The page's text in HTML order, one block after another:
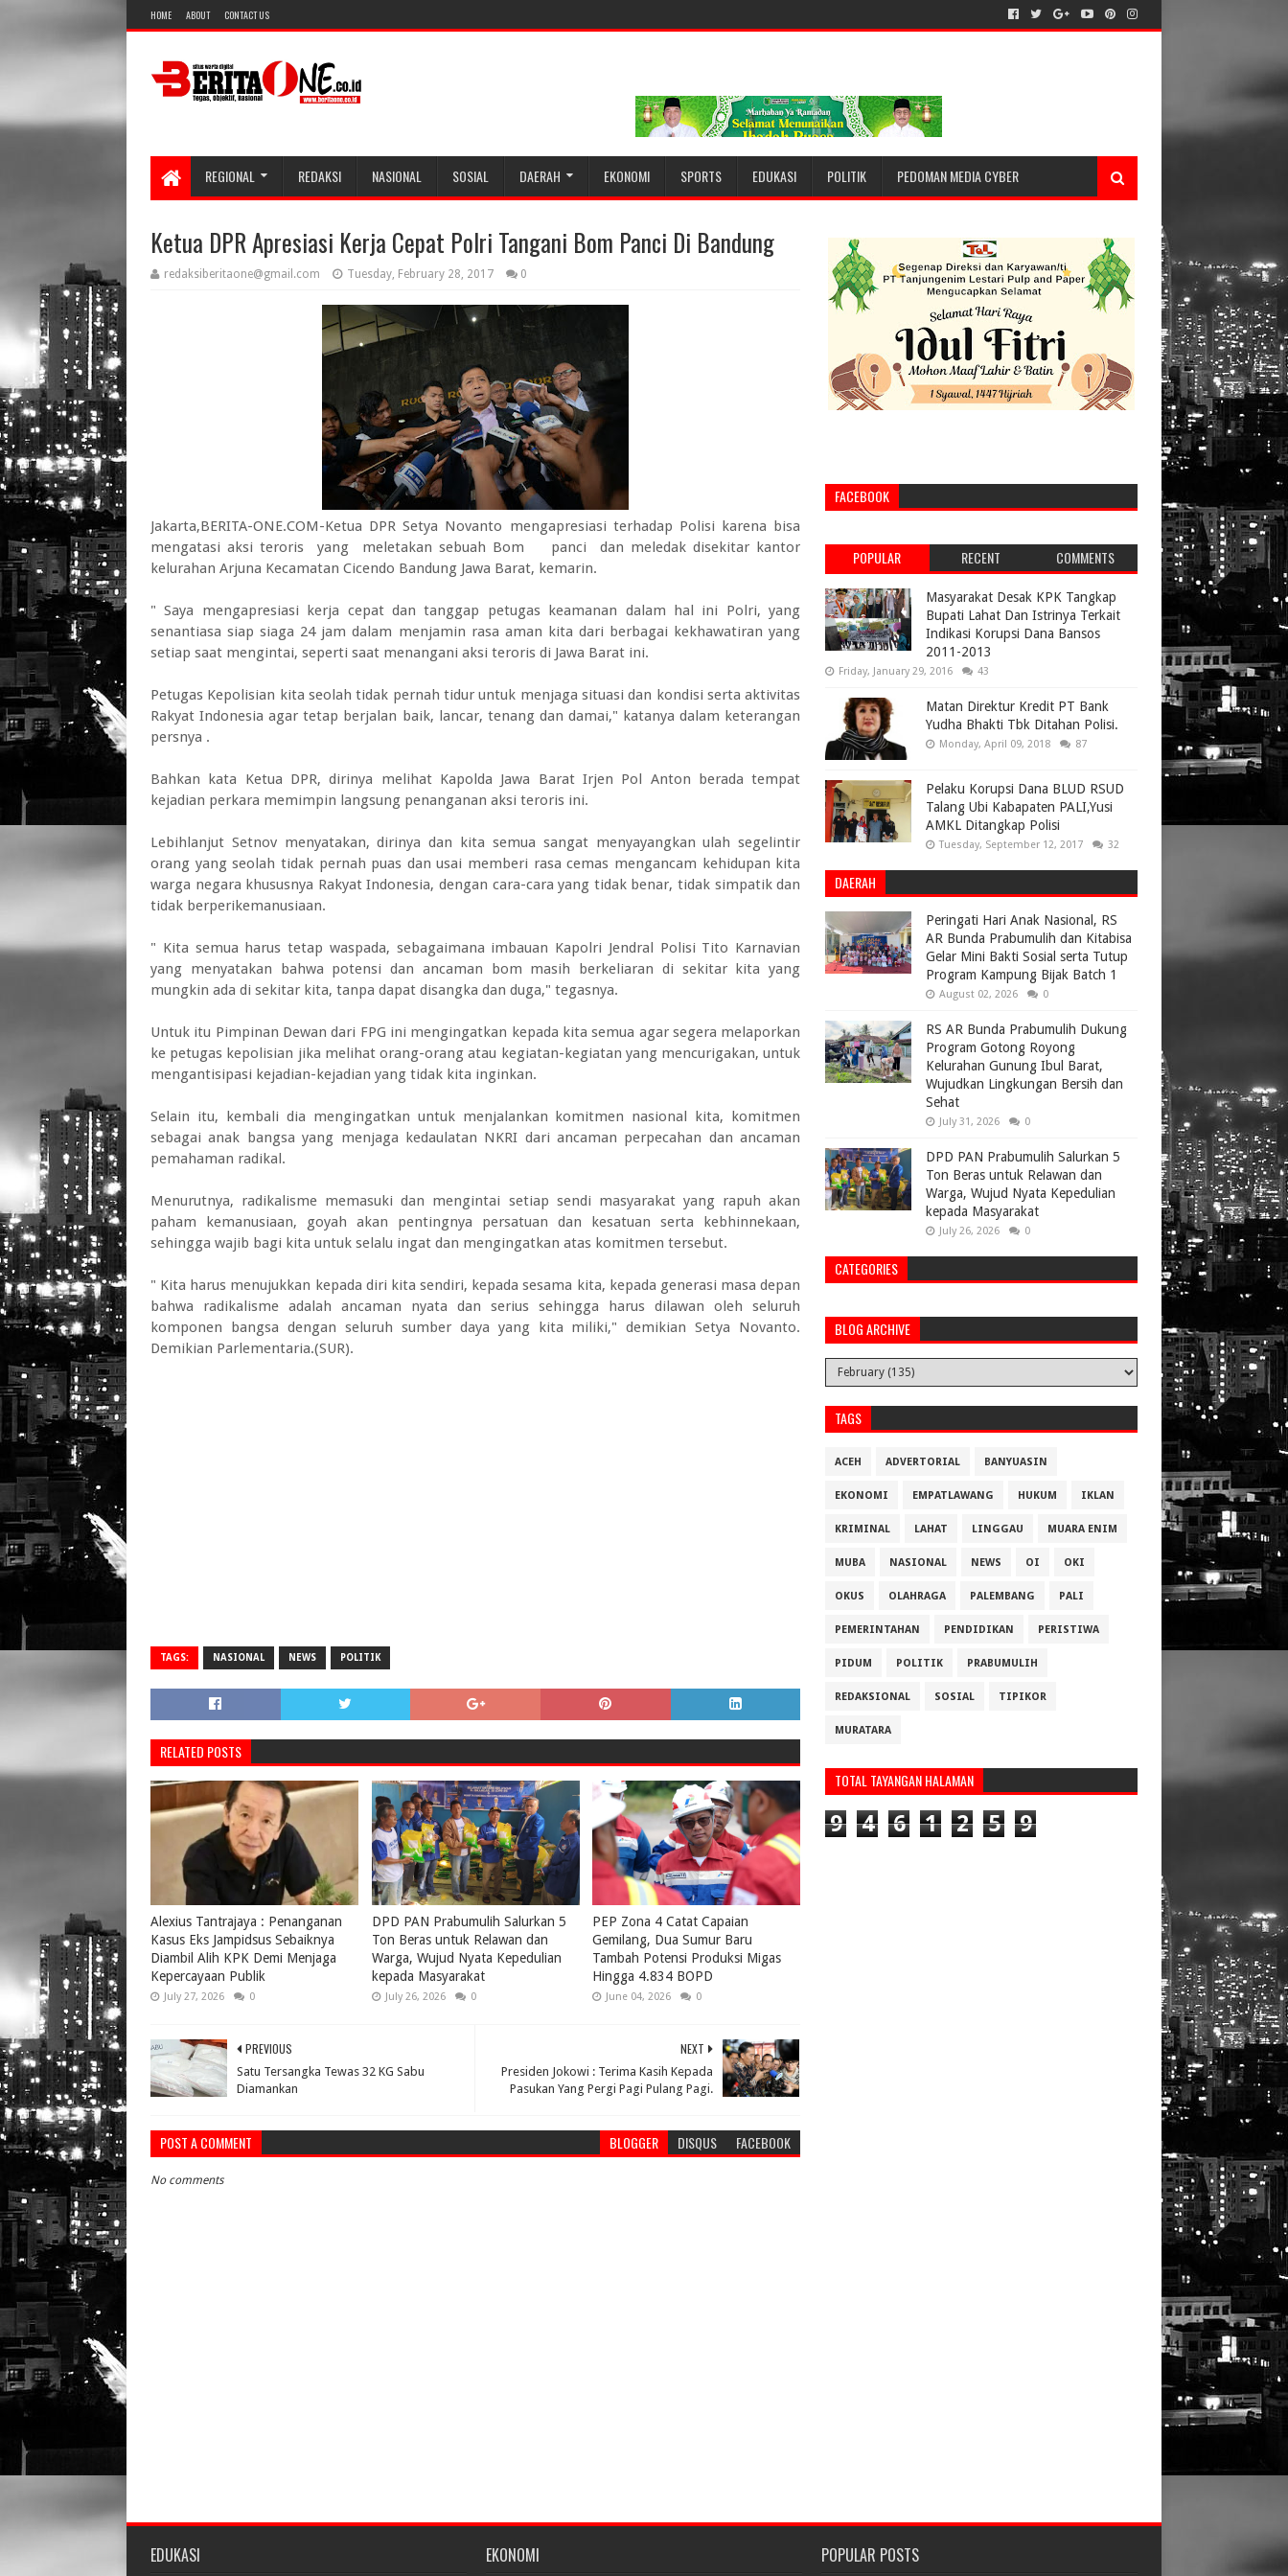
HOME ABOUT CONTACT US
REGIONAL REDAKSI NASIONAL SOSIAL DAERAH EKONOMI SPORTS EDUKASI POLITIK PEDOMAN MEDIA CYBER
Ketua DPR Apresiasi Kerja Cepat Polri Tangani Bom Panci Di Bandung
redaksiberitaone@gmail.com Tuesday, February 28, 2017 0
Jakarta,BERITA-ONE.COM-Ketua DPR Setya Novanto mengapresiasi terhadap Polisi karena bisa
mengatasi aksi teroris yang meletakan sebuah Bom panci dan meledak disekitar kantor
kelurahan Arjuna Kecamatan Cicendo Bandung Jawa Barat, kemarin.
" Saya mengapresiasi kerja cepat dan tanggap petugas keamanan dalam hal ini Polri, yang
senantiasa siap siaga 24 jam dalam menjamin rasa aman kita dari berbagai kekhawatiran yang
setiap saat mengintai, seperti saat menangani aksi teroris di Jawa Barat ini.
Petugas Kepolisian kita seolah tidak pernah tidur untuk menjaga situasi dan kondisi serta aktivitas
Rakyat Indonesia agar tetap berjalan baik, lancar, tenang dan damai," katanya dalam keterangan
persnya .
Bahkan kata Ketua DPR, dirinya melihat Kapolda Jawa Barat Irjen Pol Anton berada tempat
kejadian perkara memimpin langsung penanganan aksi teroris ini.
Lebihlanjut Setnov menyatakan, dirinya dan kita semua sangat menyayangkan ulah segelintir
orang yang seolah tidak pernah puas dan usai memberi rasa cemas mengancam kehidupan kita
warga negara khususnya Rakyat Indonesia, dengan cara-cara yang tidak benar, tidak simpatik dan
tidak berperikemanusiaan.
" Kita semua harus tetap waspada, sebagaimana imbauan Kapolri Jendral Polisi Tito Karnavian
yang menyatakan bahwa potensi dan ancaman bom masih berkeliaran di sekitar kita yang
mungkin ada di sekitar kita, tanpa dapat disangka dan duga," tegasnya.
Untuk itu Pimpinan Dewan dari FPG ini mengingatkan kepada kita semua agar segera melaporkan
ke petugas kepolisian jika melihat orang-orang atau kegiatan-kegiatan yang mencurigakan, untuk
mengantisipasi kejadian-kejadian yang tidak kita inginkan.
Selain itu, kembali dia mengingatkan untuk menjalankan komitmen nasional kita, komitmen
sebagai anak bangsa yang menjaga kedaulatan NKRI dari ancaman perpecahan dan ancaman
pemahaman radikal.
Menurutnya, radikalisme memasuki dan mengintai setiap sendi masyarakat yang rapuh akan
paham kemanusiaan, goyah akan pentingnya persatuan dan kesatuan serta kebhinnekaan,
sehingga wajib bagi kita untuk selalu ingat dan mengingatkan atas komitmen tersebut.
" Kita harus menujukkan kepada diri kita sendiri, kepada sesama kita, kepada generasi masa depan
bahwa radikalisme adalah ancaman nyata dan serius sehingga harus dilawan oleh seluruh
komponen bangsa dengan seluruh sumber daya yang kita miliki," demikian Setya Novanto.
Demikian Parlementaria.(SUR).
TAGS: NASIONAL NEWS POLITIK
RELATED POSTS
Alexius Tantrajaya : Penanganan
Kasus Eks Jampidsus Sebaiknya
Diambil Alih KPK Demi Menjaga
Kepercayaan Publik
July 27, 2026 0
DPD PAN Prabumulih Salurkan 5
Ton Beras untuk Relawan dan
Warga, Wujud Nyata Kepedulian
kepada Masyarakat
July 26, 2026 0
PEP Zona 4 Catat Capaian
Gemilang, Dua Sumur Baru
Tambah Potensi Produksi Migas
Hingga 4.834 BOPD
June 04, 2026 0
NEXT
Presiden Jokowi : Terima Kasih Kepada
Pasukan Yang Pergi Pagi Pulang Pagi.
PREVIOUS
Satu Tersangka Tewas 32 KG Sabu
Diamankan
POST A COMMENT BLOGGER DISQUS FACEBOOK
No comments
FACEBOOK
POPULAR RECENT COMMENTS
Masyarakat Desak KPK Tangkap
Bupati Lahat Dan Istrinya Terkait
Indikasi Korupsi Dana Bansos
2011-2013
Friday, January 29, 2016 43
Matan Direktur Kredit PT Bank
Yudha Bhakti Tbk Ditahan Polisi.
Monday, April 09, 2018 87
Pelaku Korupsi Dana BLUD RSUD
Talang Ubi Kabapaten PALI,Yusi
AMKL Ditangkap Polisi
Tuesday, September 12, 2017 32
DAERAH
Peringati Hari Anak Nasional, RS
AR Bunda Prabumulih dan Kitabisa
Gelar Mini Bakti Sosial serta Tutup
Program Kampung Bijak Batch 1
August 02, 2026 0
RS AR Bunda Prabumulih Dukung
Program Gotong Royong
Kelurahan Gunung Ibul Barat,
Wujudkan Lingkungan Bersih dan
Sehat
July 31, 2026 0
DPD PAN Prabumulih Salurkan 5
Ton Beras untuk Relawan dan
Warga, Wujud Nyata Kepedulian
kepada Masyarakat
July 26, 2026 0
CATEGORIES
BLOG ARCHIVE
TAGS
ACEH ADVERTORIAL BANYUASIN
EKONOMI EMPATLAWANG HUKUM IKLAN
KRIMINAL LAHAT LINGGAU MUARA ENIM
MUBA NASIONAL NEWS OI OKI
OKUS OLAHRAGA PALEMBANG PALI
PEMERINTAHAN PENDIDIKAN PERISTIWA
PIDUM POLITIK PRABUMULIH
REDAKSIONAL SOSIAL TIPIKOR
MURATARA
TOTAL TAYANGAN HALAMAN
9 4 6 1 2 5 9
EDUKASI EKONOMI POPULAR POSTS